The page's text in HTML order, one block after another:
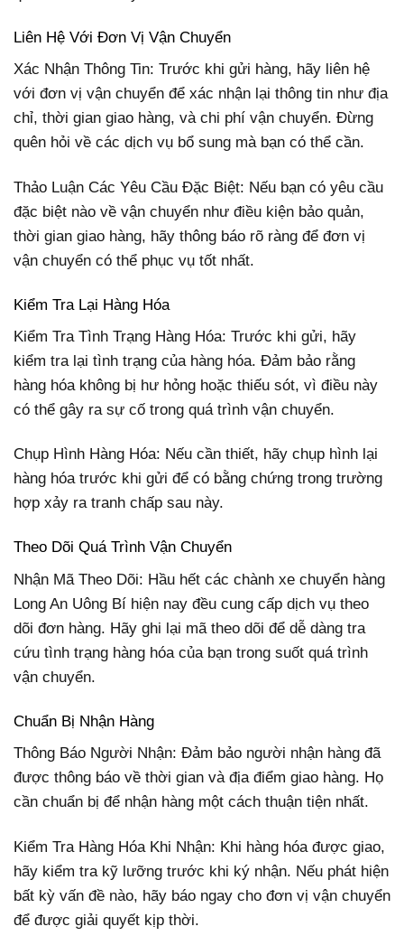
Liên Hệ Với Đơn Vị Vận Chuyển
Xác Nhận Thông Tin: Trước khi gửi hàng, hãy liên hệ
với đơn vị vận chuyển để xác nhận lại thông tin như địa
chỉ, thời gian giao hàng, và chi phí vận chuyển. Đừng
quên hỏi về các dịch vụ bổ sung mà bạn có thể cần.
Thảo Luận Các Yêu Cầu Đặc Biệt: Nếu bạn có yêu cầu
đặc biệt nào về vận chuyển như điều kiện bảo quản,
thời gian giao hàng, hãy thông báo rõ ràng để đơn vị
vận chuyển có thể phục vụ tốt nhất.
Kiểm Tra Lại Hàng Hóa
Kiểm Tra Tình Trạng Hàng Hóa: Trước khi gửi, hãy
kiểm tra lại tình trạng của hàng hóa. Đảm bảo rằng
hàng hóa không bị hư hỏng hoặc thiếu sót, vì điều này
có thể gây ra sự cố trong quá trình vận chuyển.
Chụp Hình Hàng Hóa: Nếu cần thiết, hãy chụp hình lại
hàng hóa trước khi gửi để có bằng chứng trong trường
hợp xảy ra tranh chấp sau này.
Theo Dõi Quá Trình Vận Chuyển
Nhận Mã Theo Dõi: Hầu hết các chành xe chuyển hàng
Long An Uông Bí hiện nay đều cung cấp dịch vụ theo
dõi đơn hàng. Hãy ghi lại mã theo dõi để dễ dàng tra
cứu tình trạng hàng hóa của bạn trong suốt quá trình
vận chuyển.
Chuẩn Bị Nhận Hàng
Thông Báo Người Nhận: Đảm bảo người nhận hàng đã
được thông báo về thời gian và địa điểm giao hàng. Họ
cần chuẩn bị để nhận hàng một cách thuận tiện nhất.
Kiểm Tra Hàng Hóa Khi Nhận: Khi hàng hóa được giao,
hãy kiểm tra kỹ lưỡng trước khi ký nhận. Nếu phát hiện
bất kỳ vấn đề nào, hãy báo ngay cho đơn vị vận chuyển
để được giải quyết kịp thời.